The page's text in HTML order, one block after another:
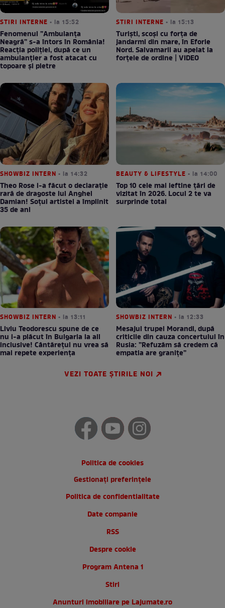
STIRI INTERNE • la 15:52
Fenomenul ”Ambulanța
Neagră” s-a întors în România!
Reacția poliției, după ce un
ambulanțier a fost atacat cu
topoare și pietre
STIRI INTERNE • la 15:13
Turiști, scoși cu forța de
jandarmi din mare, în Eforie
Nord. Salvamarii au apelat la
forțele de ordine | VIDEO
SHOWBIZ INTERN • la 14:32
Theo Rose i-a făcut o declarație
rară de dragoste lui Anghel
Damian! Soțul artistei a împlinit
35 de ani
BEAUTY & LIFESTYLE • la 14:00
Top 10 cele mai ieftine țări de
vizitat în 2026. Locul 2 te va
surprinde total
SHOWBIZ INTERN • la 13:11
Liviu Teodorescu spune de ce
nu i-a plăcut în Bulgaria la all
inclusive! Cântărețul nu vrea să
mai repete experiența
SHOWBIZ INTERN • la 12:33
Mesajul trupei Morandi, după
criticile din cauza concertului în
Rusia: ”Refuzăm să credem că
empatia are granițe”
VEZI TOATE ȘTIRILE NOI
Politica de cookies
Gestionați preferințele
Politica de confidentialitate
Date companie
RSS
Despre cookie
Program Antena 1
Stiri
Anunturi imobiliare pe Lajumate.ro